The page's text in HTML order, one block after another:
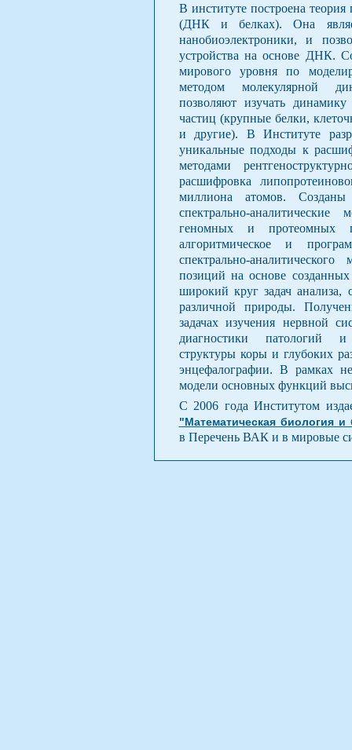
В институте построена
(ДНК и белках). Она
нанобиоэлектроники, и
устройства на основе ДНК.
мирового уровня по
методом молекулярной
позволяют изучать
частиц (крупные белки,
и другие). В Институте
уникальные подходы к
методами
расшифровка
миллиона атомов.
спектрально-
геномных и протеомных
алгоритмическое и
спектрально-
позиций на основе
широкий круг задач анализа,
различной природы.
задачах изучения нервной
диагностики патологий и
структуры коры и глубоких
энцефалографии. В рамках
модели основных функций
С 2006 года Институтом
"Математическая биология
в Перечень ВАК и в мировые